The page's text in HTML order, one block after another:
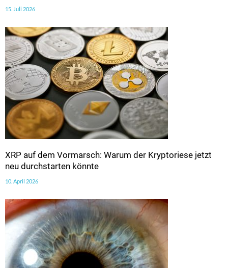
15. Juli 2026
XRP auf dem Vormarsch: Warum der Kryptoriese jetzt
neu durchstarten könnte
10. April 2026